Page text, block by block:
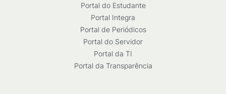
Portal do Estudante
Portal Integra
Portal de Periódicos
Portal do Servidor
Portal da TI
Portal da Transparência